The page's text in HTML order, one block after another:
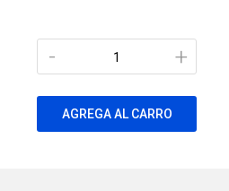
+
-
AGREGA AL CARRO